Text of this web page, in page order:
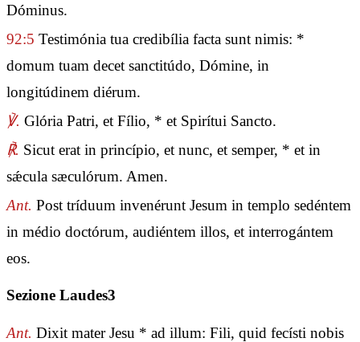
Dóminus.
92:5 Testimónia tua credibília facta sunt nimis: *
domum tuam decet sanctitúdo, Dómine, in
longitúdinem diérum.
℣. Glória Patri, et Fílio, * et Spirítui Sancto.
℟. Sicut erat in princípio, et nunc, et semper, * et in
sǽcula sæculórum. Amen.
Ant. Post tríduum invenérunt Jesum in templo sedéntem
in médio doctórum, audiéntem illos, et interrogántem
eos.
Sezione Laudes3
Ant. Dixit mater Jesu * ad illum: Fili, quid fecísti nobis